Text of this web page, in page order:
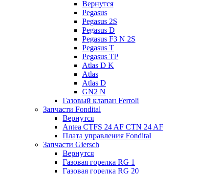
Вернутся
Pegasus
Pegasus 2S
Pegasus D
Pegasus F3 N 2S
Pegasus T
Pegasus TP
Atlas D K
Atlas
Atlas D
GN2 N
Газовый клапан Ferroli
Запчасти Fondital
Вернутся
Antea CTFS 24 AF CTN 24 AF
Плата управления Fondital
Запчасти Giersch
Вернутся
Газовая горелка RG 1
Газовая горелка RG 20